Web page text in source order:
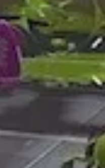
スプラレイダー
ス攻略